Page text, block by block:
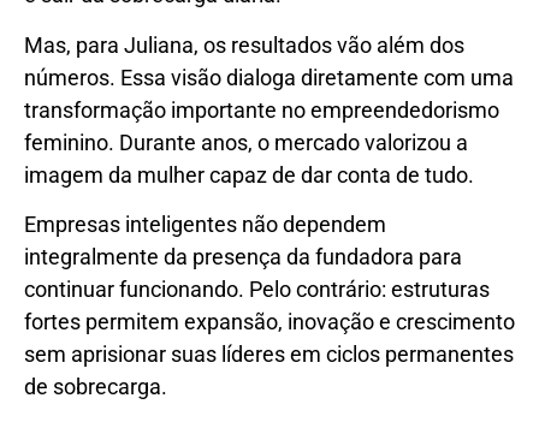
Mas, para Juliana, os resultados vão além dos
números. Essa visão dialoga diretamente com uma
transformação importante no empreendedorismo
feminino. Durante anos, o mercado valorizou a
imagem da mulher capaz de dar conta de tudo.
Empresas inteligentes não dependem
integralmente da presença da fundadora para
continuar funcionando. Pelo contrário: estruturas
fortes permitem expansão, inovação e crescimento
sem aprisionar suas líderes em ciclos permanentes
de sobrecarga.